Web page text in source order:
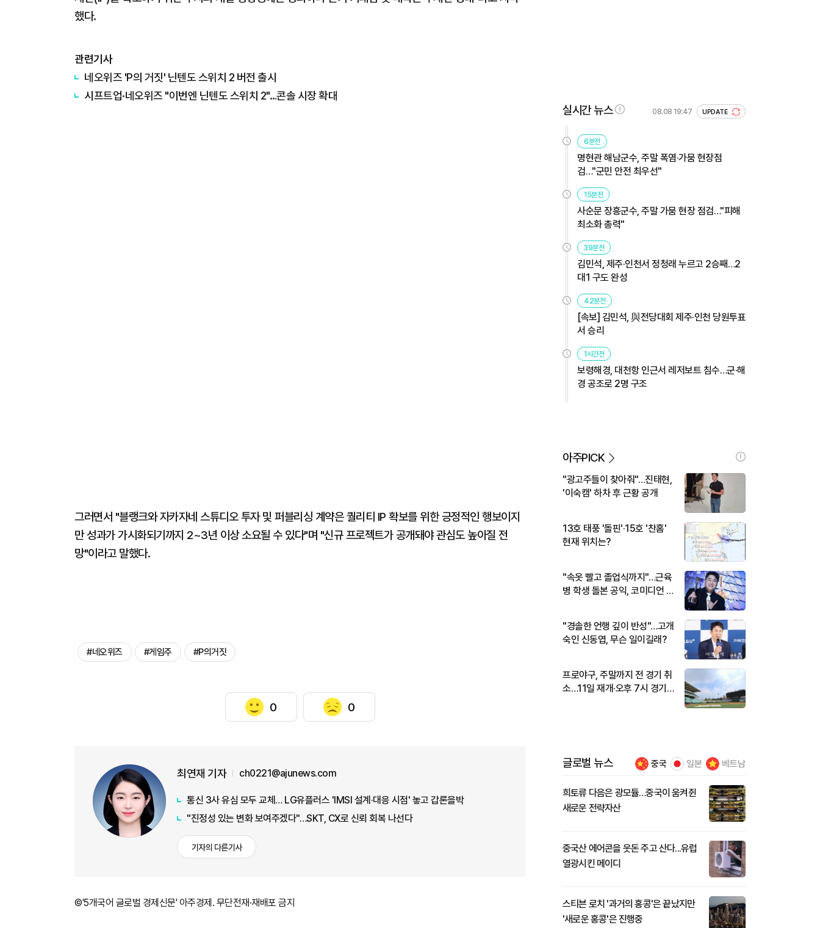
했다.
관련기사
네오위즈 'P의 거짓' 닌텐도 스위치 2 버전 출시
시프트업·네오위즈 "이번엔 닌텐도 스위치 2"…콘솔 시장 확대
그러면서 "블랭크와 자카자네 스튜디오 투자 및 퍼블리싱 계약은 퀄리티 IP 확보를 위한 긍정적인 행보이지
만 성과가 가시화되기까지 2~3년 이상 소요될 수 있다"며 "신규 프로젝트가 공개돼야 관심도 높아질 전
망"이라고 말했다.
#네오위즈 #게임주 #P의거짓
0 0
최연재 기자 ch0221@ajunews.com
통신 3사 유심 모두 교체… LG유플러스 'IMSI 설계·대응 시점' 놓고 갑론을박
"진정성 있는 변화 보여주겠다"…SKT, CX로 신뢰 회복 나선다
기자의 다른기사
©'5개국어 글로벌 경제신문' 아주경제. 무단전재·재배포 금지
실시간 뉴스 08.08 19:47 UPDATE
6분전
명현관 해남군수, 주말 폭염·가뭄 현장점
검…"군민 안전 최우선"
15분전
사순문 장흥군수, 주말 가뭄 현장 점검…"피해
최소화 총력"
39분전
김민석, 제주·인천서 정청래 누르고 2승째…2
대1 구도 완성
42분전
[속보] 김민석, 與전당대회 제주·인천 당원투표
서 승리
1시간전
보령해경, 대천항 인근서 레저보트 침수…군·해
경 공조로 2명 구조
아주PICK
"광고주들이 찾아줘"…진태현,
'이숙캠' 하차 후 근황 공개
13호 태풍 '돌핀'·15호 '찬홈'
현재 위치는?
"속옷 빨고 졸업식까지"…근육
병 학생 돌본 공익, 코미디언 김
"경솔한 언행 깊이 반성"…고개
숙인 신동엽, 무슨 일이길래?
프로야구, 주말까지 전 경기 취
소…11일 재개·오후 7시 경기
글로벌 뉴스 중국 일본 베트남
희토류 다음은 광모듈…중국이 움켜쥔
새로운 전략자산
중국산 에어콘을 웃돈 주고 산다...유럽
열광시킨 메이디
스티븐 로치 '과거의 홍콩'은 끝났지만
'새로운 홍콩'은 진행중